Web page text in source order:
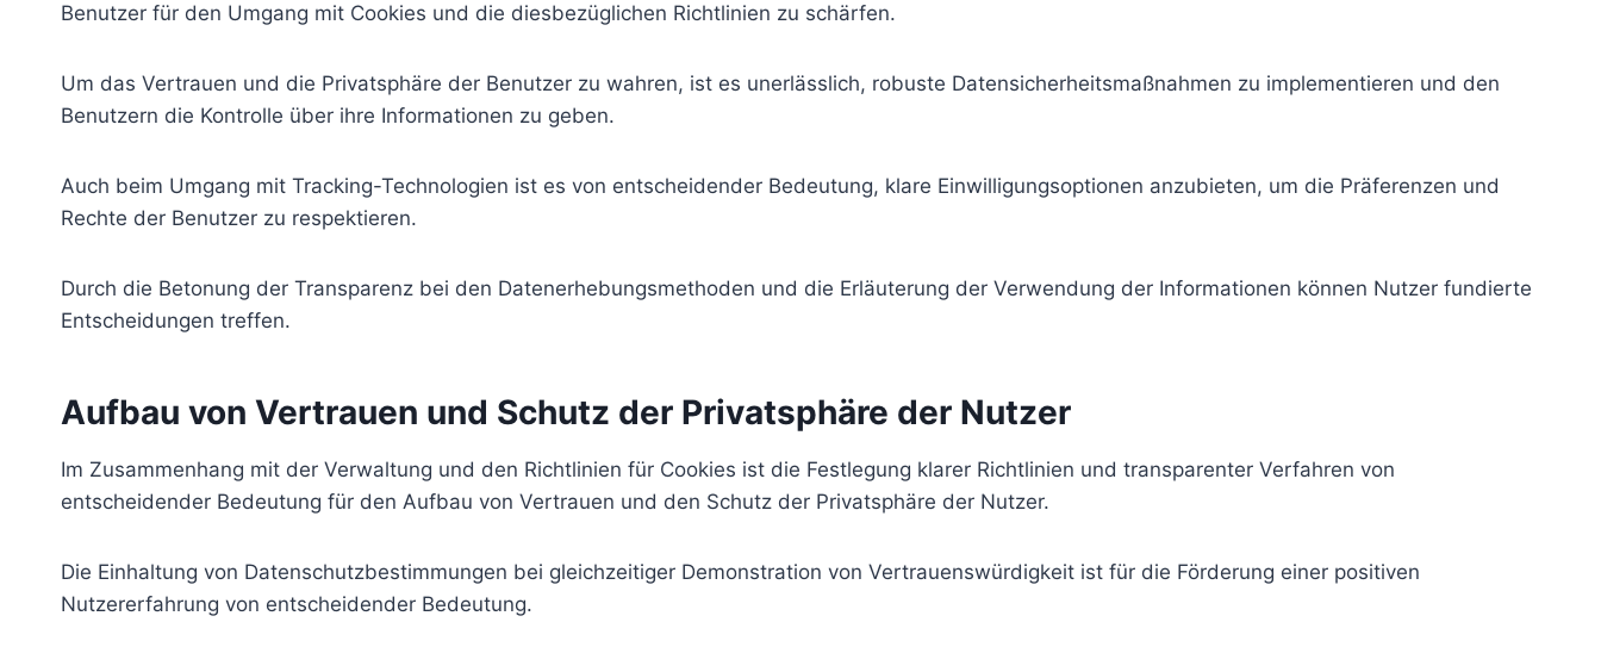
Benutzer für den Umgang mit Cookies und die diesbezüglichen Richtlinien zu schärfen.
Um das Vertrauen und die Privatsphäre der Benutzer zu wahren, ist es unerlässlich, robuste Datensicherheitsmaßnahmen zu implementieren und den
Benutzern die Kontrolle über ihre Informationen zu geben.
Auch beim Umgang mit Tracking-Technologien ist es von entscheidender Bedeutung, klare Einwilligungsoptionen anzubieten, um die Präferenzen und
Rechte der Benutzer zu respektieren.
Durch die Betonung der Transparenz bei den Datenerhebungsmethoden und die Erläuterung der Verwendung der Informationen können Nutzer fundierte
Entscheidungen treffen.
Aufbau von Vertrauen und Schutz der Privatsphäre der Nutzer
Im Zusammenhang mit der Verwaltung und den Richtlinien für Cookies ist die Festlegung klarer Richtlinien und transparenter Verfahren von
entscheidender Bedeutung für den Aufbau von Vertrauen und den Schutz der Privatsphäre der Nutzer.
Die Einhaltung von Datenschutzbestimmungen bei gleichzeitiger Demonstration von Vertrauenswürdigkeit ist für die Förderung einer positiven
Nutzererfahrung von entscheidender Bedeutung.